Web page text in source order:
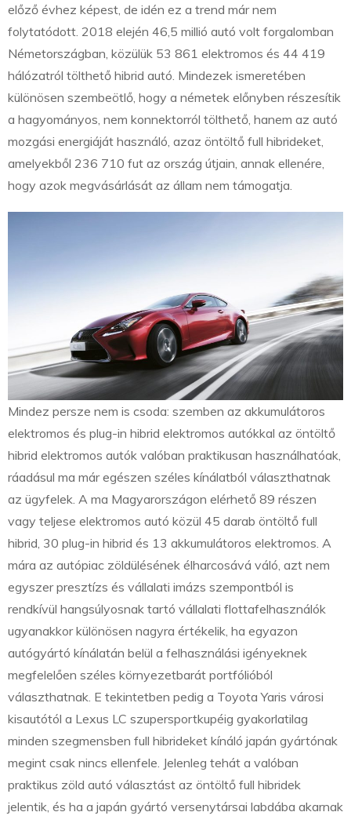
előző évhez képest, de idén ez a trend már nem
folytatódott. 2018 elején 46,5 millió autó volt forgalomban
Németországban, közülük 53 861 elektromos és 44 419
hálózatról tölthető hibrid autó. Mindezek ismeretében
különösen szembeötlő, hogy a németek előnyben részesítik
a hagyományos, nem konnektorról tölthető, hanem az autó
mozgási energiáját használó, azaz öntöltő full hibrideket,
amelyekből 236 710 fut az ország útjain, annak ellenére,
hogy azok megvásárlását az állam nem támogatja.
Mindez persze nem is csoda: szemben az akkumulátoros
elektromos és plug-in hibrid elektromos autókkal az öntöltő
hibrid elektromos autók valóban praktikusan használhatóak,
ráadásul ma már egészen széles kínálatból választhatnak
az ügyfelek. A ma Magyarországon elérhető 89 részen
vagy teljese elektromos autó közül 45 darab öntöltő full
hibrid, 30 plug-in hibrid és 13 akkumulátoros elektromos. A
mára az autópiac zöldülésének élharcosává váló, azt nem
egyszer presztízs és vállalati imázs szempontból is
rendkívül hangsúlyosnak tartó vállalati flottafelhasználók
ugyanakkor különösen nagyra értékelik, ha egyazon
autógyártó kínálatán belül a felhasználási igényeknek
megfelelően széles környezetbarát portfólióból
választhatnak. E tekintetben pedig a Toyota Yaris városi
kisautótól a Lexus LC szupersportkupéig gyakorlatilag
minden szegmensben full hibrideket kínáló japán gyártónak
megint csak nincs ellenfele. Jelenleg tehát a valóban
praktikus zöld autó választást az öntöltő full hibridek
jelentik, és ha a japán gyártó versenytársai labdába akarnak